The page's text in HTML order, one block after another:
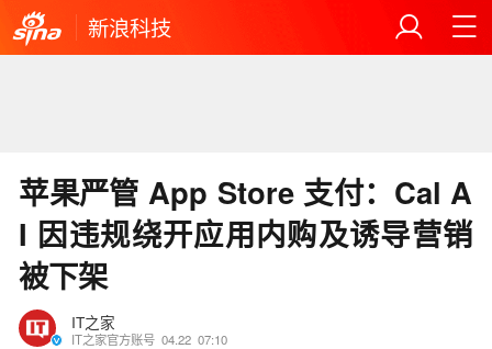
新浪科技
苹果严管 App Store 支付：Cal A
I 因违规绕开应用内购及诱导营销
被下架
IT之家
IT之家官方账号 04.22 07:10